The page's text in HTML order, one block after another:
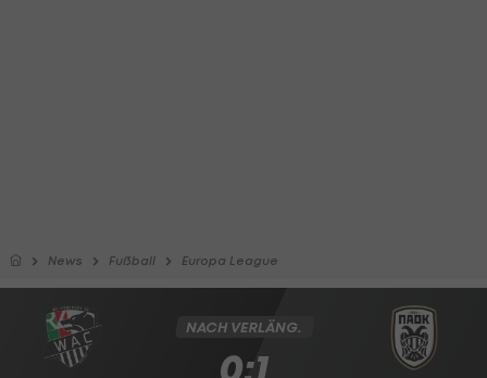
News Fußball Europa League
NACH VERLÄNG.